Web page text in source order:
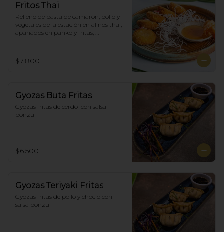
Fritos Thai
Relleno de pasta de camarón, pollo y
vegetales de la estación en aliños thai,
apanados en panko y fritas,
$7.800
Gyozas Buta Fritas
Gyozas fritas de cerdo  con salsa
ponzu
$6.500
Gyozas Teriyaki Fritas
Gyozas fritas de pollo y choclo con
salsa ponzu